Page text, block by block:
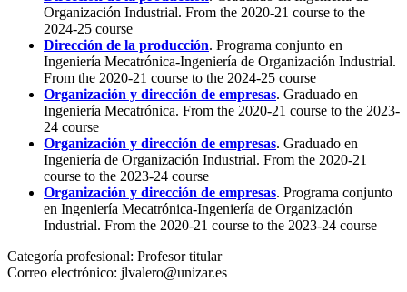
Organización Industrial. From the 2020-21 course to the
2024-25 course
Dirección de la producción. Programa conjunto en
Ingeniería Mecatrónica-Ingeniería de Organización Industrial.
From the 2020-21 course to the 2024-25 course
Organización y dirección de empresas. Graduado en
Ingeniería Mecatrónica. From the 2020-21 course to the 2023-
24 course
Organización y dirección de empresas. Graduado en
Ingeniería de Organización Industrial. From the 2020-21
course to the 2023-24 course
Organización y dirección de empresas. Programa conjunto
en Ingeniería Mecatrónica-Ingeniería de Organización
Industrial. From the 2020-21 course to the 2023-24 course
Categoría profesional: Profesor titular
Correo electrónico: jlvalero@unizar.es